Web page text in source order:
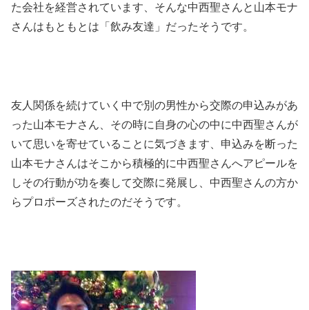
た会社を経営されています、そんな中西聖さんと山本モナ
さんはもともとは「飲み友達」だったそうです。
友人関係を続けていく中で別の男性から交際の申込みがあ
った山本モナさん、その時に自身の心の中に中西聖さんが
いて思いを寄せていることに気づきます、申込みを断った
山本モナさんはそこから積極的に中西聖さんへアピールを
しその行動が功を奏して交際に発展し、中西聖さんの方か
らプロポーズされたのだそうです。